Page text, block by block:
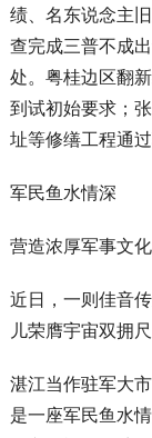
绩、名东说念主
查完成三普不成
处。粤桂边区翻
到试初始要求；
址等修缮工程通过
军民鱼水情深
营造浓厚军事文
近日，一则佳音
儿荣膺宇宙双拥尺
湛江当作驻军大
是一座军民鱼水